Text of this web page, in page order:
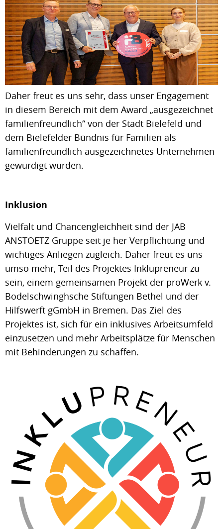
Daher freut es uns sehr, dass unser Engagement
in diesem Bereich mit dem Award „ausgezeichnet
familienfreundlich“ von der Stadt Bielefeld und
dem Bielefelder Bündnis für Familien als
familienfreundlich ausgezeichnetes Unternehmen
gewürdigt wurden.
Inklusion
Vielfalt und Chancengleichheit sind der JAB
ANSTOETZ Gruppe seit je her Verpflichtung und
wichtiges Anliegen zugleich. Daher freut es uns
umso mehr, Teil des Projektes Inklupreneur zu
sein, einem gemeinsamen Projekt der proWerk v.
Bodelschwinghsche Stiftungen Bethel und der
Hilfswerft gGmbH in Bremen. Das Ziel des
Projektes ist, sich für ein inklusives Arbeitsumfeld
einzusetzen und mehr Arbeitsplätze für Menschen
mit Behinderungen zu schaffen.